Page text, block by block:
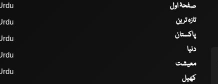
صفحۂ اول
تازہ ترین
پاکستان
دنیا
معیشت
کھیل